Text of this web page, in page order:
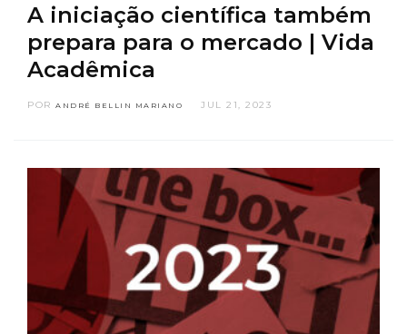
A iniciação científica também
prepara para o mercado | Vida
Acadêmica
POR ANDRÉ BELLIN MARIANO JUL 21, 2023